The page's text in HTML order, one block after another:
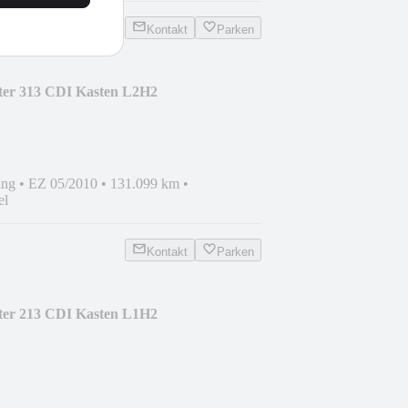
Kontakt Parken
313 CDI Kasten L2H2
• EZ 05/2010 • 131.099 km •
Kontakt Parken
213 CDI Kasten L1H2